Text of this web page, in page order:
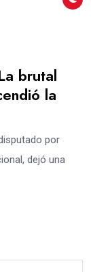
brutal
la
por
dejó una